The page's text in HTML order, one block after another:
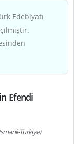
Edebiyatı
Efendi
Türkiye)